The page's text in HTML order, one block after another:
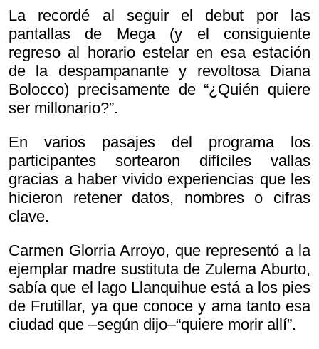
La recordé al seguir el debut por las
pantallas de Mega (y el consiguiente
regreso al horario estelar en esa estación
de la despampanante y revoltosa Diana
Bolocco) precisamente de “¿Quién quiere
ser millonario?”.
En varios pasajes del programa los
participantes sortearon difíciles vallas
gracias a haber vivido experiencias que les
hicieron retener datos, nombres o cifras
clave.
Carmen Glorria Arroyo, que representó a la
ejemplar madre sustituta de Zulema Aburto,
sabía que el lago Llanquihue está a los pies
de Frutillar, ya que conoce y ama tanto esa
ciudad que –según dijo–“quiere morir allí”.